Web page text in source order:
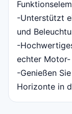
-Unterstützt
und
-
echter
-Genießen
Horizonte in